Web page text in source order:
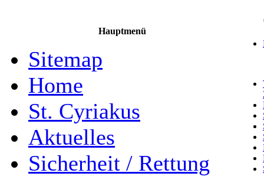
Hauptmenü
Sitemap
Home
St. Cyriakus
Aktuelles
Sicherheit / Rettung